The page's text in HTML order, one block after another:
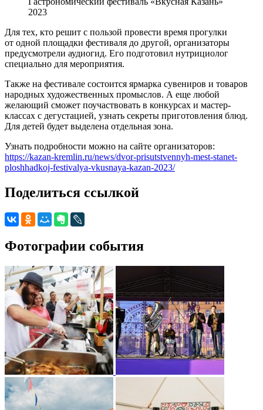
2023
Для тех, кто решит с пользой провести время прогулки
от одной площадки фестиваля до другой, организаторы
предусмотрели аудиогид. Его подготовил нутрициолог
специально для мероприятия.
Также на фестивале состоится ярмарка сувениров и товаров
народных художественных промыслов. А еще любой
желающий сможет поучаствовать в конкурсах и мастер-
классах с дегустацией, узнать секреты приготовления блюд.
Для детей будет выделена отдельная зона.
Узнать подробности можно на сайте организаторов:
https://kazan-kremlin.ru/news/dvor-prisutstvennyh-mest-stanet-
ploshhadkoj-festivalya-vkusnaya-kazan-2023/
Поделиться ссылкой
Фотографии события